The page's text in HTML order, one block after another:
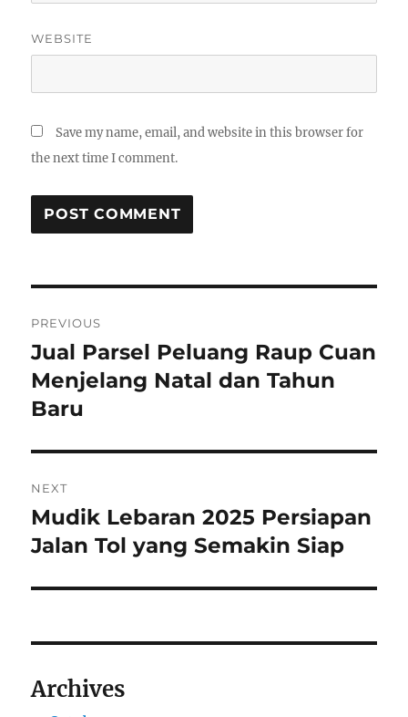
WEBSITE
Save my name, email, and website in this browser for
the next time I comment.
navigation
PREVIOUS
Previous
post:
Jual Parsel Peluang Raup Cuan
Menjelang Natal dan Tahun
Baru
NEXT
Next
post:
Mudik Lebaran 2025 Persiapan
Jalan Tol yang Semakin Siap
Archives